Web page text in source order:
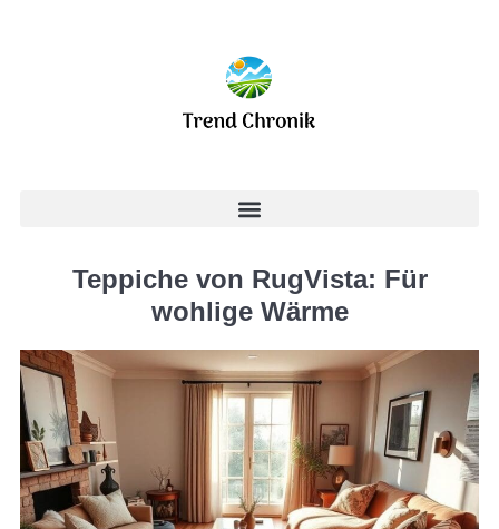
Teppiche von RugVista: Für
wohlige Wärme